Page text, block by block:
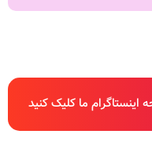
ما کلیک کنید